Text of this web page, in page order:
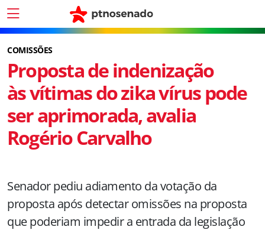
COMISSÕES
Proposta de indenização
às vítimas do zika vírus pode
ser aprimorada, avalia
Rogério Carvalho
Senador pediu adiamento da votação da
proposta após detectar omissões na proposta
que poderiam impedir a entrada da legislação